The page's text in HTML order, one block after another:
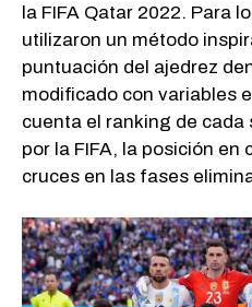
la FIFA Qatar 2022. Para
utilizaron un método
puntuación del ajedrez
modificado con variables
cuenta el ranking de
por la FIFA, la posición en
cruces en las fases